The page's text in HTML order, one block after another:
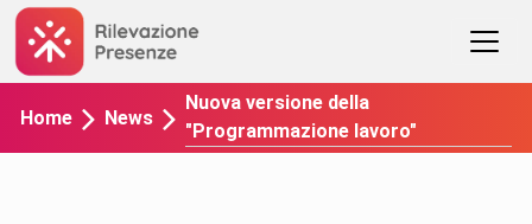
Home News
Nuova versione della
"Programmazione lavoro"